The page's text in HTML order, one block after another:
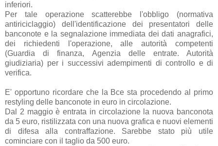
inferiori.
Per tale operazione scatterebbe l'obbligo (normativa
antiriciclaggio) dell'identificazione dei presentatori delle
banconote e la segnalazione immediata dei dati anagrafici,
dei richiedenti l'operazione, alle autorità competenti
(Guardia di finanza, Agenzia delle entrate. Autorità
giudiziaria) per i successivi adempimenti di controllo e di
verifica.
E' opportuno ricordare che la Bce sta procedendo al primo
restyling delle banconote in euro in circolazione.
Dal 2 maggio è entrata in circolazione la nuova banconota
da 5 euro, ristilizzata con una nuova grafica e nuovi elementi
di difesa alla contraffazione. Sarebbe stato più utile
cominciare con il taglio da 500 euro.